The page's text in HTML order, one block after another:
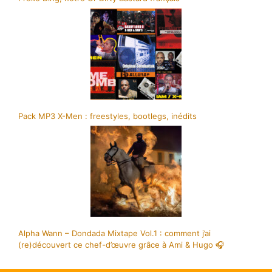
Pack MP3 X-Men : freestyles, bootlegs, inédits
Alpha Wann – Dondada Mixtape Vol.1 : comment j’ai
(re)découvert ce chef-d’œuvre grâce à Ami & Hugo 🎧